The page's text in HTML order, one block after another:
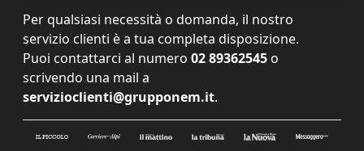
Per qualsiasi necessità o domanda, il nostro
servizio clienti è a tua completa disposizione.
Puoi contattarci al numero 02 89362545 o
scrivendo una mail a
servizioclienti@grupponem.it.